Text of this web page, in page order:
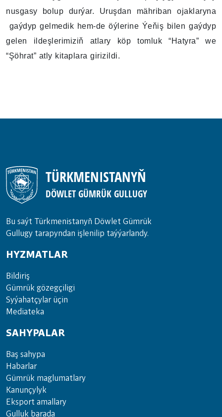
nusgasy bolup durýar. Uruşdan mähriban ojaklaryna
gaýdyp gelmedik hem-de öýlerine Ýeňiş bilen gaýdyp
gelen ildeşlerimiziň atlary köp tomluk “Hatyra” we
“Şöhrat” atly kitaplara girizildi.
TÜRKMENISTANYŇ
DÖWLET GÜMRÜK GULLUGY
Bu saýt Türkmenistanyñ Döwlet Gümrük
Gullugy tarapyndan işlenilip taýýarlandy.
HYZMATLAR
Bil­di­riş
Güm­rük gö­zeg­çi­li­gi
Sy­ýa­hat­çy­lar ü­çin
Media­teka
SAHYPALAR
Baş sahypa
Habarlar
Gümrük maglumatlary
Kanunçylyk
Eksport amallary
Gulluk barada